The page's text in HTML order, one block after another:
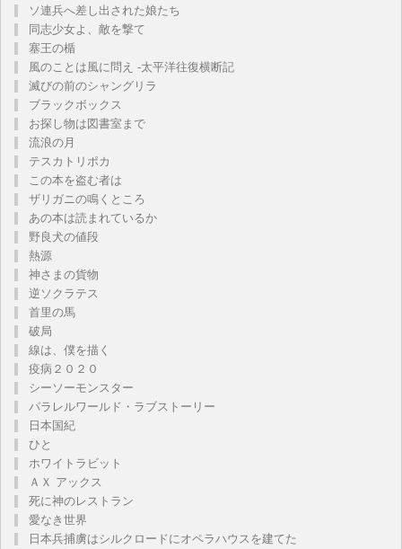
ソ連兵へ差し出された娘たち
同志少女よ、敵を撃て
塞王の楯
風のことは風に問え -太平洋往復横断記
滅びの前のシャングリラ
ブラックボックス
お探し物は図書室まで
流浪の月
テスカトリポカ
この本を盗む者は
ザリガニの鳴くところ
あの本は読まれているか
野良犬の値段
熱源
神さまの貨物
逆ソクラテス
首里の馬
破局
線は、僕を描く
疫病２０２０
シーソーモンスター
パラレルワールド・ラブストーリー
日本国紀
ひと
ホワイトラビット
ＡＸ アックス
死に神のレストラン
愛なき世界
日本兵捕虜はシルクロードにオペラハウスを建てた